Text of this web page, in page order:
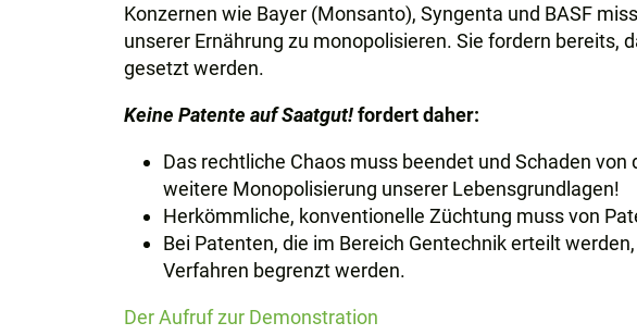
Konzernen wie Bayer (Monsanto), Syngenta und BASF
unserer Ernährung zu monopolisieren. Sie fordern bereits,
gesetzt werden.
Keine Patente auf Saatgut!fordert daher:
Das rechtliche Chaos muss beendet und Schaden
weitere Monopolisierung unserer Lebensgrundlagen!
Herkömmliche, konventionelle Züchtung muss von
Bei Patenten, die im Bereich Gentechnik erteilt
Verfahren begrenzt werden.
Der Aufruf zur Demonstration